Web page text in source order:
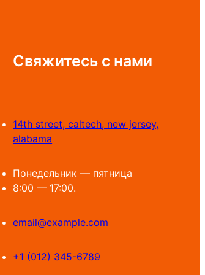
Свяжитесь с нами
14th street, caltech, new jersey,
alabama
Понедельник — пятница
8:00 — 17:00.
email@example.com
+1 (012) 345-6789